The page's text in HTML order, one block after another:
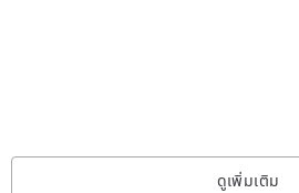
ดูเพิ่มเติม